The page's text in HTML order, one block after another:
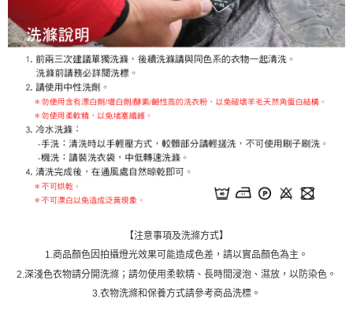
【注意事項及洗滌方式】
1.商品顏色因拍攝燈光效果可能造成色差，請以實品顏色為主。
2.深淺色衣物請分開洗滌；請勿使用柔軟精、長時間浸泡、濕放，以防染色。
3.衣物洗滌和保養方式請參考商品洗標。